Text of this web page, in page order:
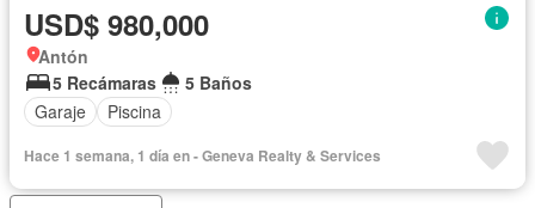
USD$ 980,000
Antón
5 Recámaras
5 Baños
Garaje
Piscina
Hace 1 semana, 1 día en - Geneva Realty & Services